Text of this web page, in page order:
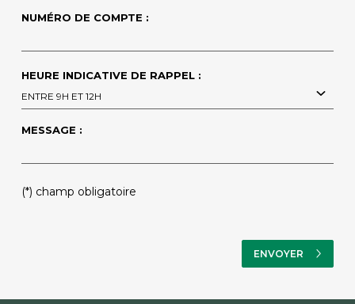
NUMÉRO DE COMPTE :
HEURE INDICATIVE DE RAPPEL :
ENTRE 9H ET 12H
MESSAGE :
(*) champ obligatoire